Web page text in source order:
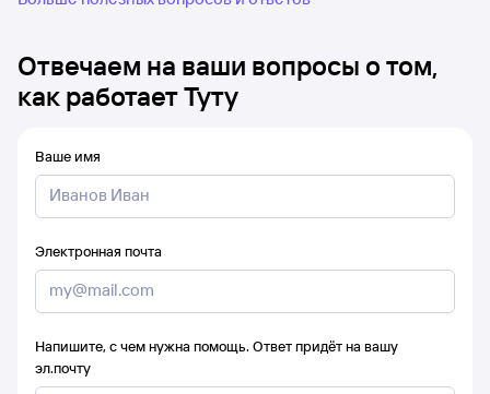
Отвечаем на ваши вопросы о том,
как работает Туту
Ваше имя
Электронная почта
Напишите, с чем нужна помощь. Ответ придёт на вашу
эл.почту